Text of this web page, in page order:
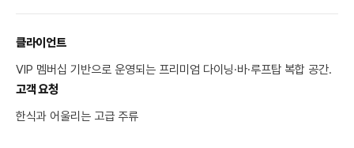
클라이언트
VIP 멤버십 기반으로 운영되는 프리미엄 다이닝·바·루프탑 복합 공간.
고객 요청
한식과 어울리는 고급 주류